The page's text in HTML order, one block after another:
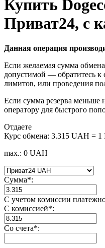
Купить
Приват24, с
Данная операция
Если желаемая сумма
допустимой — обратитесь к
лимитов, или проведения
Если сумма резерва меньше
оператору для быстрого
Отдаете
Курс обмена: 3.315 UAH = 1
max.: 0 UAH
Сумма*:
С учетом комиссии
С комиссией*:
Со счета*: